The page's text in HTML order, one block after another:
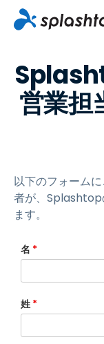
営業担
以下のフォーム
者が、Splashtop
ます。
名 *
姓 *